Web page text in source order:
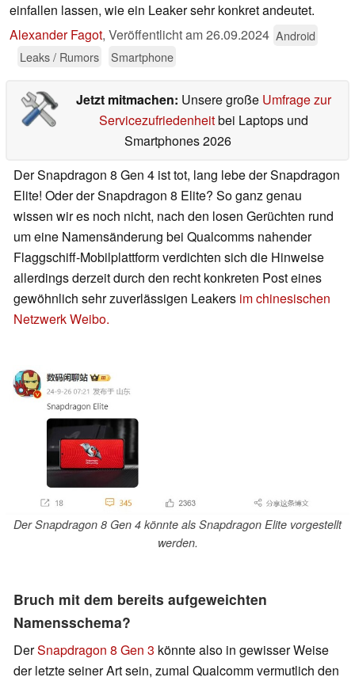
einfallen lassen, wie ein Leaker sehr konkret andeutet.
Alexander Fagot, Veröffentlicht am26.09.2024 Android
Leaks / Rumors
Smartphone
Jetzt mitmachen: Unsere große Umfrage zur
Servicezufriedenheitbei Laptops und
Smartphones 2026
Der Snapdragon 8 Gen 4 ist tot, lang lebe der Snapdragon
Elite! Oder der Snapdragon 8 Elite? So ganz genau
wissen wir es noch nicht, nach den losen Gerüchten rund
um eine Namensänderung bei Qualcomms nahender
Flaggschiff-Mobilplattform verdichten sich die Hinweise
allerdings derzeit durch den recht konkreten Post eines
gewöhnlich sehr zuverlässigen Leakers im chinesischen
Netzwerk Weibo.
Der Snapdragon 8 Gen 4 könnte als Snapdragon Elite vorgestellt
werden.
Bruch mit dem bereits aufgeweichten
Namensschema?
DerSnapdragon 8 Gen 3 könnte also in gewisser Weise
der letzte seiner Art sein, zumal Qualcomm vermutlich den